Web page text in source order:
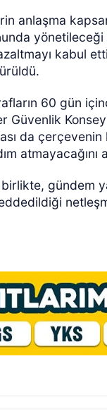
anlaşma
yönetileceği
kabul
60 gün
Güvenlik
da
atmayacağını
birlikte,